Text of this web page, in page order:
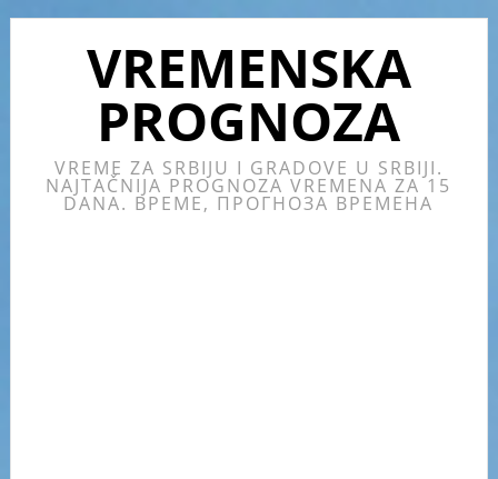
Skip
Skip
Skip
Skip
VREMENSKA
PROGNOZA
VREME ZA SRBIJU I GRADOVE U SRBIJI.
NAJTAČNIJA PROGNOZA VREMENA ZA 15
DANA. ВРЕМЕ, ПРОГНОЗА ВРЕМЕНА